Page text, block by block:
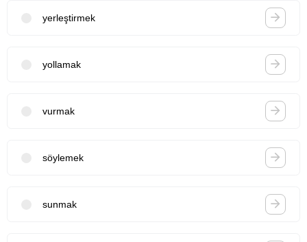
yerleştirmek
yollamak
vurmak
söylemek
sunmak